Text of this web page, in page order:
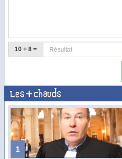
10 + 8 =
Les + chauds
1